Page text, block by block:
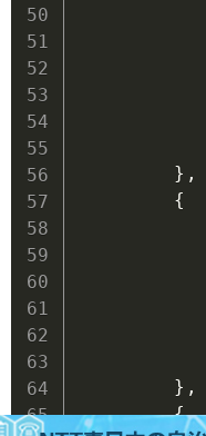
} ,
{
} ,
{